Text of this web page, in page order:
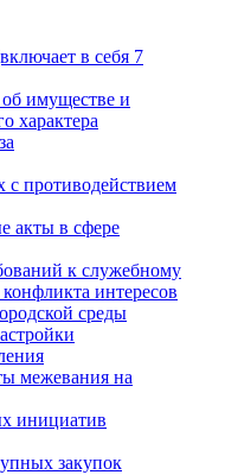
в себя 7
об имуществе и
характера
противодействием
акты в сфере
к служебному
интересов
среды
межевания на
инициатив
закупок